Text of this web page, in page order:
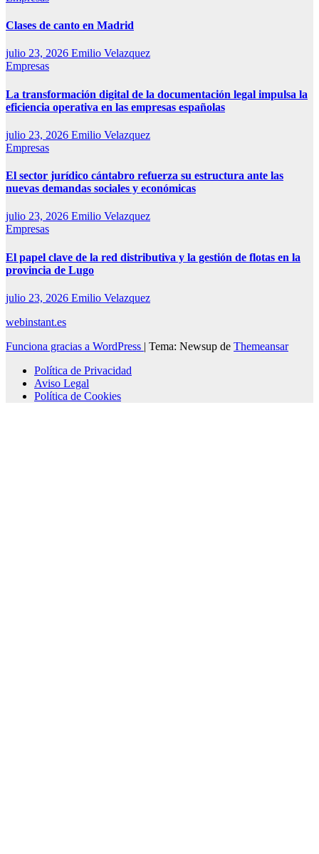
Clases de canto en Madrid
julio 23, 2026 Emilio Velazquez
Empresas
La transformación digital de la documentación legal impulsa la
eficiencia operativa en las empresas españolas
julio 23, 2026 Emilio Velazquez
Empresas
El sector jurídico cántabro refuerza su estructura ante las
nuevas demandas sociales y económicas
julio 23, 2026 Emilio Velazquez
Empresas
El papel clave de la red distributiva y la gestión de flotas en la
provincia de Lugo
julio 23, 2026 Emilio Velazquez
webinstant.es
Funciona gracias a WordPress | Tema: Newsup de Themeansar
Política de Privacidad
Aviso Legal
Política de Cookies